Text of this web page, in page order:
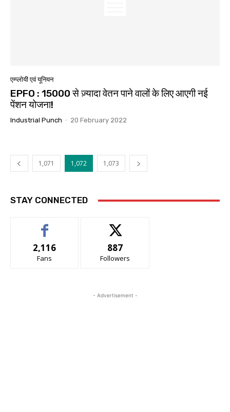
एम्प्लोयी एवं यूनियन
EPFO : 15000 से ज़्यादा वेतन पाने वालों के लिए आएगी नई
पेंशन योजना!
Industrial Punch - 20 February 2022
1,071 1,072 1,073
STAY CONNECTED
2,116
Fans
887
Followers
- Advertisement -